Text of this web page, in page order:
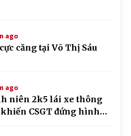
ago
căng tại Võ Thị Sáu
ago
niên 2k5 lái xe thông
CSGT đứng hình